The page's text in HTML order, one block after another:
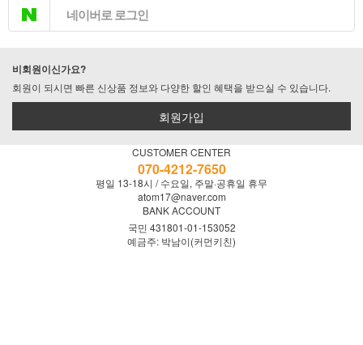
네이버로 로그인
비회원이신가요?
회원이 되시면 빠른 신상품 정보와 다양한 할인 혜택을 받으실 수 있습니다.
회원가입
CUSTOMER CENTER
070-4212-7650
평일 13-18시 / 수요일, 주말·공휴일 휴무
atom17@naver.com
BANK ACCOUNT
국민 431801-01-153052
예금주: 박남이(커먼키친)